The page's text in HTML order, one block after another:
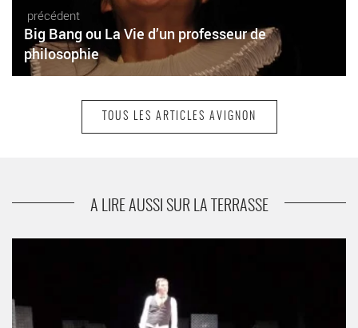
précédent
Big Bang ou La Vie d’un professeur de
philosophie
méridienne
TOUS LES ARTICLES AVIGNON
A LIRE AUSSI SUR LA TERRASSE